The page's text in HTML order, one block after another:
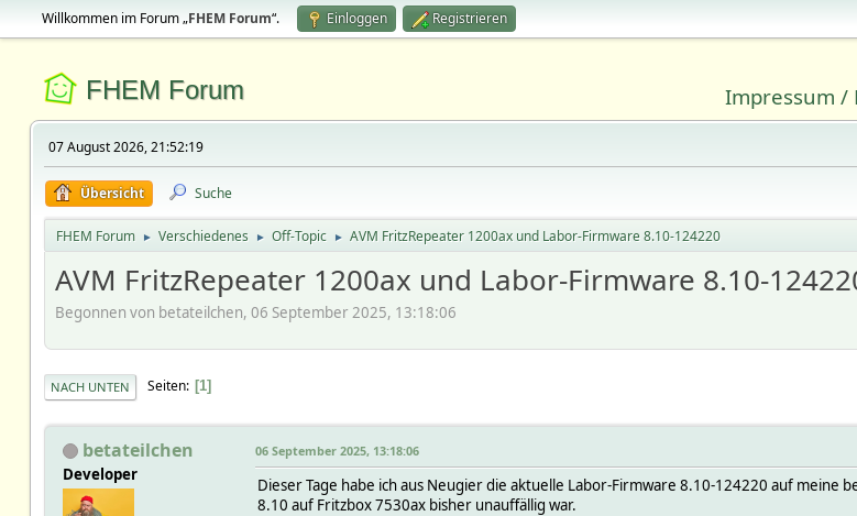
Willkommen im Forum „FHEM Forum“. Einloggen Registrieren
FHEM Forum Impressum /
07 August 2026, 21:52:19
Übersicht Suche
FHEM Forum ► Verschiedenes ► Off-Topic ► AVM FritzRepeater 1200ax und Labor-Firmware 8.10-124220
AVM FritzRepeater 1200ax und Labor-Firmware 8.10-
Begonnen von betateilchen, 06 September 2025, 13:18:06
NACH UNTEN Seiten 1
betateilchen
Developer
06 September 2025, 13:18:06
Dieser Tage habe ich aus Neugier die aktuelle Labor-Firmware 8.10-124220 auf meine
8.10 auf Fritzbox 7530ax bisher unauffällig war.